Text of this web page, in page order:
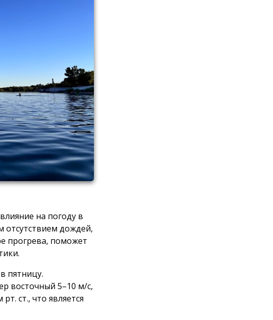
на погоду в
отсутствием дождей,
прогрева, поможет
пятницу.
восточный 5–10 м/с,
ст., что является